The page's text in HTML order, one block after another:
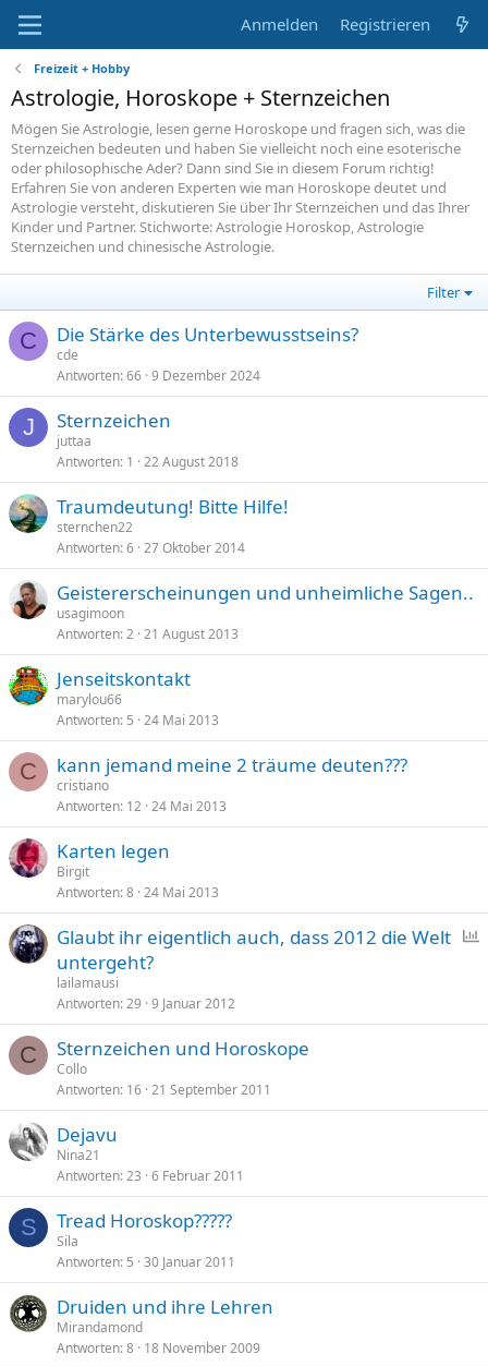
Anmelden Registrieren
Freizeit + Hobby
Astrologie, Horoskope + Sternzeichen
Mögen Sie Astrologie, lesen gerne Horoskope und fragen sich, was die
Sternzeichen bedeuten und haben Sie vielleicht noch eine esoterische
oder philosophische Ader? Dann sind Sie in diesem Forum richtig!
Erfahren Sie von anderen Experten wie man Horoskope deutet und
Astrologie versteht, diskutieren Sie über Ihr Sternzeichen und das Ihrer
Kinder und Partner. Stichworte: Astrologie Horoskop, Astrologie
Sternzeichen und chinesische Astrologie.
Filter
C Die Stärke des Unterbewusstseins?
cde
Antworten 66 9 Dezember 2024
J Sternzeichen
juttaa
Antworten 1 22 August 2018
Traumdeutung! Bitte Hilfe!
sternchen22
Antworten 6 27 Oktober 2014
Geistererscheinungen und unheimliche Sagen..
usagimoon
Antworten 2 21 August 2013
Jenseitskontakt
marylou66
Antworten 5 24 Mai 2013
C kann jemand meine 2 träume deuten???
cristiano
Antworten 12 24 Mai 2013
Karten legen
Birgit
Antworten 8 24 Mai 2013
a
Glaubt ihr eigentlich auch, dass 2012 die Welt
untergeht?
lailamausi
Antworten 29 9 Januar 2012
C Sternzeichen und Horoskope
Collo
Antworten 16 21 September 2011
Dejavu
Nina21
Antworten 23 6 Februar 2011
S Tread Horoskop?????
Sila
Antworten 5 30 Januar 2011
Druiden und ihre Lehren
Mirandamond
Antworten 8 18 November 2009